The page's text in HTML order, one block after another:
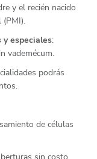
y el recién nacido
y especiales:
vademécum.
podrás
de células
sin costo